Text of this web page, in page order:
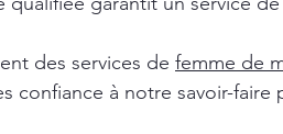
des services de femme de
confiance à notre savoir-faire